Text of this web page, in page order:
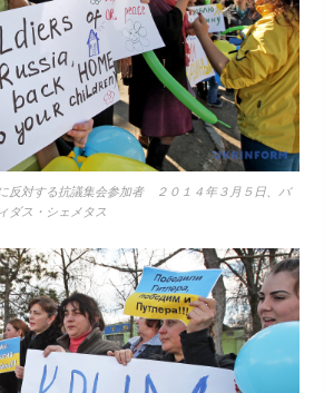
反対する抗議集会参加者 ２０１４年３月５日、バ
ダス・シェメタス